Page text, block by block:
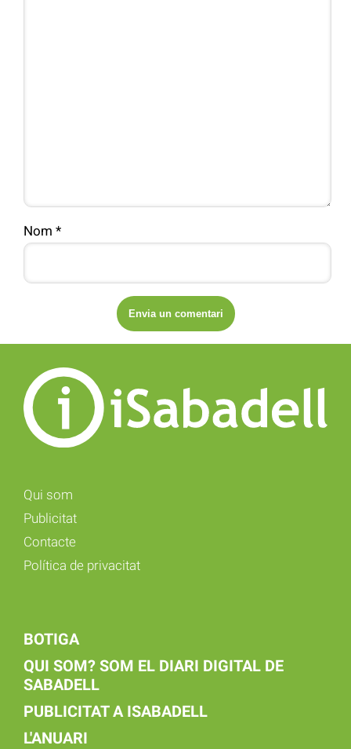
Nom *
Qui som
Publicitat
Contacte
Política de privacitat
BOTIGA
QUI SOM? SOM EL DIARI DIGITAL DE
SABADELL
PUBLICITAT A ISABADELL
L'ANUARI